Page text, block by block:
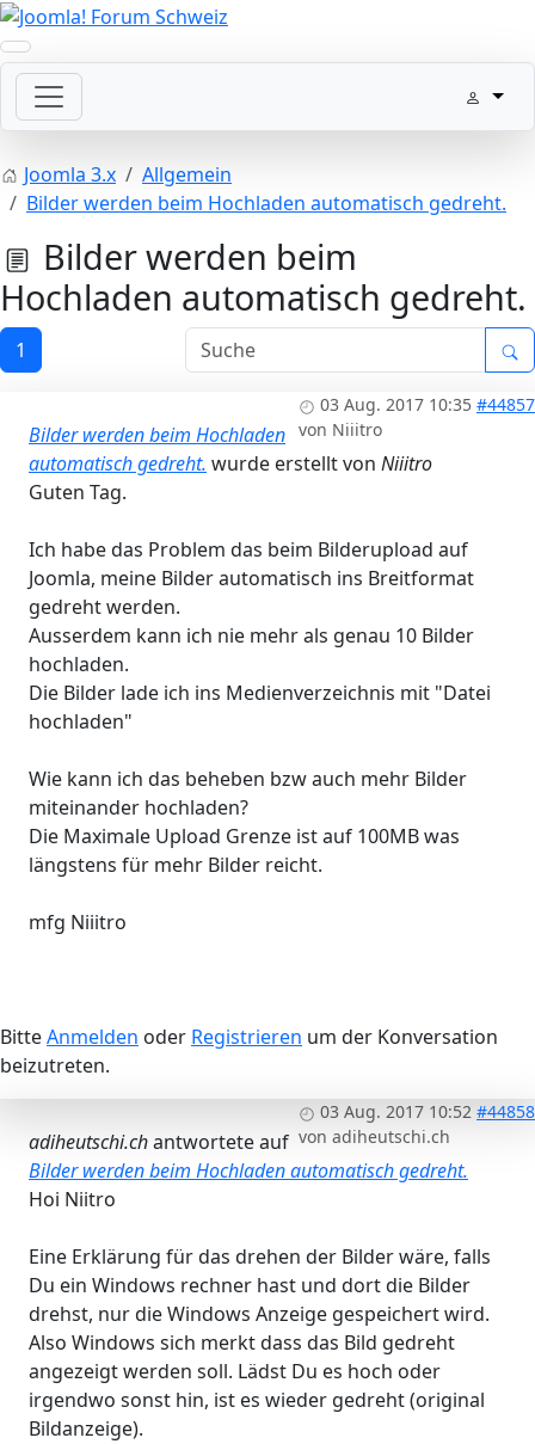
Joomla 3.x
Allgemein
Bilder werden beim Hochladen automatisch gedreht.
Bilder werden beim
Hochladen automatisch gedreht.
1
03 Aug. 2017 10:35 #44857
von Niiitro
Bilder werden beim Hochladen
automatisch gedreht. wurde erstellt von Niiitro
Guten Tag.
Ich habe das Problem das beim Bilderupload auf
Joomla, meine Bilder automatisch ins Breitformat
gedreht werden.
Ausserdem kann ich nie mehr als genau 10 Bilder
hochladen.
Die Bilder lade ich ins Medienverzeichnis mit "Datei
hochladen"
Wie kann ich das beheben bzw auch mehr Bilder
miteinander hochladen?
Die Maximale Upload Grenze ist auf 100MB was
längstens für mehr Bilder reicht.
mfg Niiitro
BitteAnmelden oder Registrieren um der Konversation
beizutreten.
03 Aug. 2017 10:52 #44858
von adiheutschi.ch
adiheutschi.chantwortete auf
Bilder werden beim Hochladen automatisch gedreht.
Hoi Niitro
Eine Erklärung für das drehen der Bilder wäre, falls
Du ein Windows rechner hast und dort die Bilder
drehst, nur die Windows Anzeige gespeichert wird.
Also Windows sich merkt dass das Bild gedreht
angezeigt werden soll. Lädst Du es hoch oder
irgendwo sonst hin, ist es wieder gedreht (original
Bildanzeige).